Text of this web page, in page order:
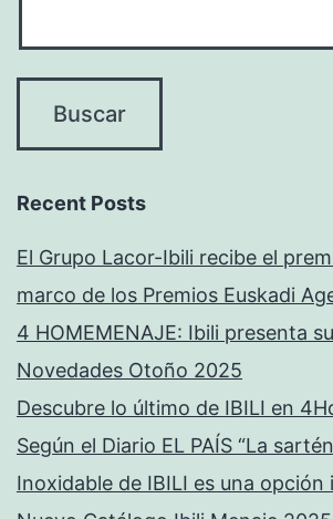
Recent Posts
El Grupo Lacor-Ibili recibe el
marco de los Premios Euskadi
4 HOMEMENAJE: Ibili presenta
Novedades Otoño 2025
Descubre lo último de IBILI en
Según el Diario EL PAÍS “La
Inoxidable de IBILI es una opción